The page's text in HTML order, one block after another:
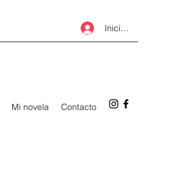
Iniciar sesión
Mi novela Contacto